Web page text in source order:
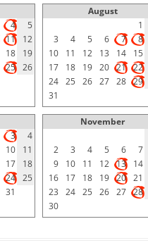
4
5
11
12
18
19
25 26
August
1
3
4 5 6 7 8
10
11 12 13 14 15
17
18 19 20 21 22
24 25 26 27 28 29
31
3
4
10
11
17
18
24 25
31
November
2
3 4 5 6 7
9
10 11 12 13 14
16
17 18 19 20 21
23
24 25 26 27 28
30